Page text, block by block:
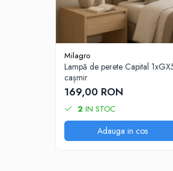
Milagro
Lampă de perete Capital
cașmir
169,00 RON
2 IN STOC
Adauga in cos